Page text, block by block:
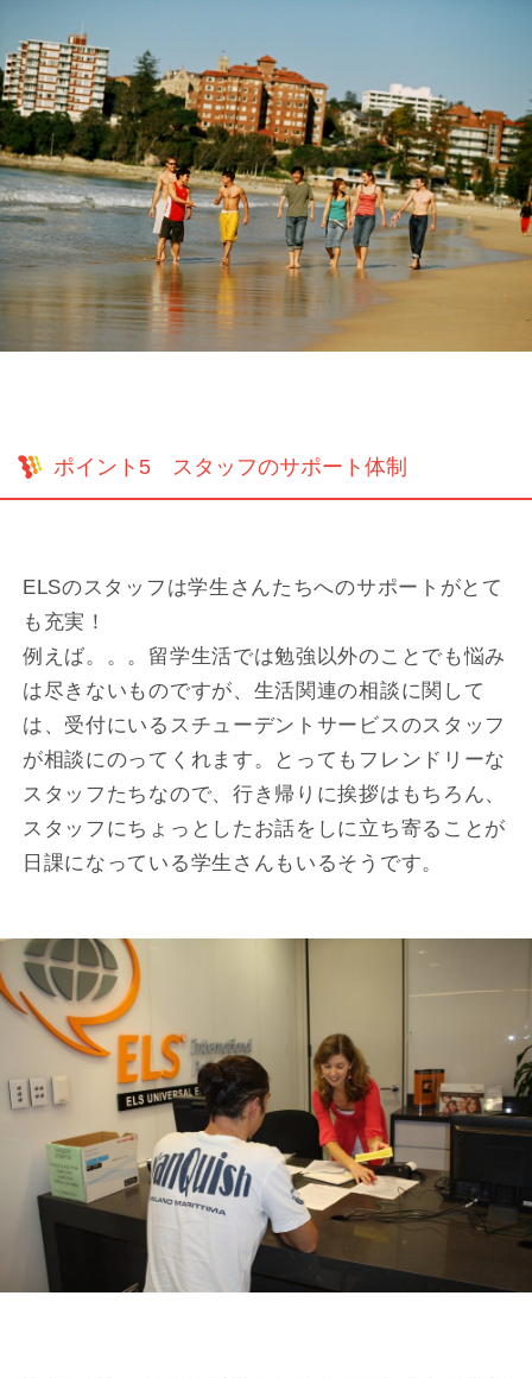
ポイント5 スタッフのサポート体制
ELSのスタッフは学生さんたちへのサポートがとて
も充実！
例えば。。。留学生活では勉強以外のことでも悩み
は尽きないものですが、生活関連の相談に関して
は、受付にいるスチューデントサービスのスタッフ
が相談にのってくれます。とってもフレンドリーな
スタッフたちなので、行き帰りに挨拶はもちろん、
スタッフにちょっとしたお話をしに立ち寄ることが
日課になっている学生さんもいるそうです。